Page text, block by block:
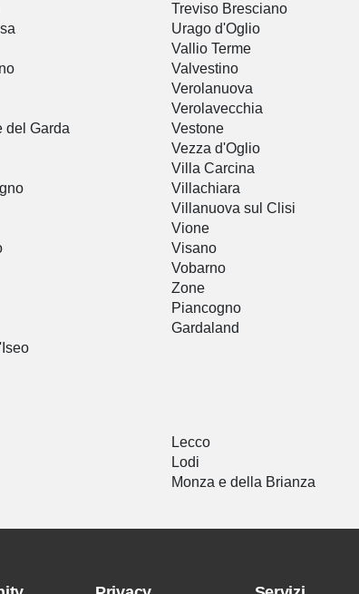
del Garda
Treviso Bresciano
Urago d'Oglio
Vallio Terme
Valvestino
Verolanuova
Verolavecchia
Vestone
Vezza d'Oglio
Villa Carcina
Villachiara
Villanuova sul Clisi
Vione
Visano
Vobarno
Zone
Piancogno
Gardaland
Lecco
Lodi
Monza e della Brianza